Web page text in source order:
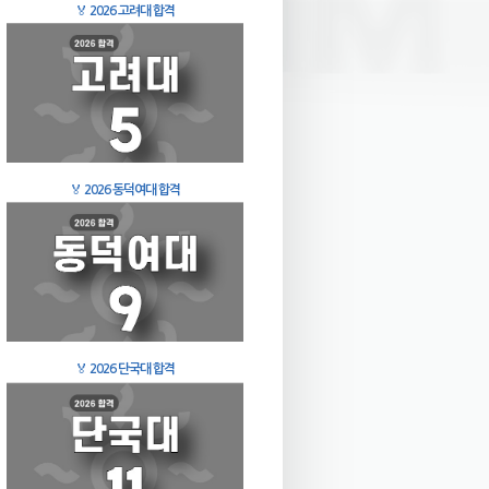
🏅 2026 고려대 합격
🏅 2026 동덕여대 합격
🏅 2026 단국대 합격